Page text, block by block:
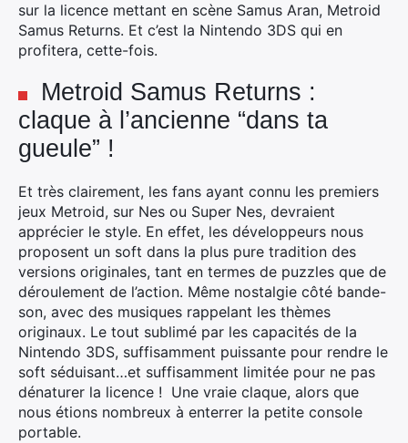
sur la licence mettant en scène Samus Aran, Metroid
Samus Returns. Et c’est la Nintendo 3DS qui en
profitera, cette-fois.
Metroid Samus Returns :
claque à l’ancienne “dans ta
gueule” !
Et très clairement, les fans ayant connu les premiers
jeux Metroid, sur Nes ou Super Nes, devraient
apprécier le style. En effet, les développeurs nous
proposent un soft dans la plus pure tradition des
versions originales, tant en termes de puzzles que de
déroulement de l’action. Même nostalgie côté bande-
son, avec des musiques rappelant les thèmes
originaux. Le tout sublimé par les capacités de la
Nintendo 3DS, suffisamment puissante pour rendre le
soft séduisant…et suffisamment limitée pour ne pas
dénaturer la licence ! Une vraie claque, alors que
nous étions nombreux à enterrer la petite console
portable.